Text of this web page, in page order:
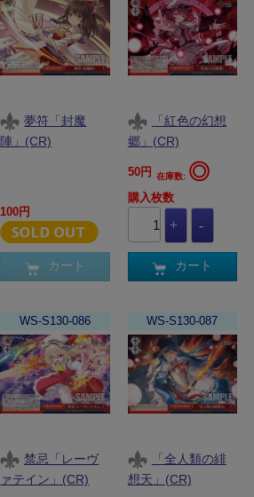
夢符「封魔
陣」(CR)
100円
カート
「紅色の幻想
郷」(CR)
50円 在庫数: ◎
購入枚数
カート
WS-S130-086
禁忌「レーヴ
ァテイン」(CR)
WS-S130-087
「全人類の緋
想天」(CR)